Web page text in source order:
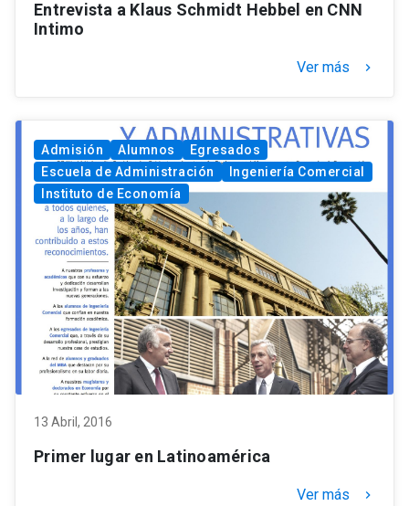
Entrevista a Klaus Schmidt Hebbel en CNN
Intimo
Ver más keyboard_arrow_right
Admisión Alumnos
Egresados
Escuela de Administración
Ingeniería Comercial
Instituto de Economía
13 Abril, 2016
Primer lugar en Latinoamérica
Ver más keyboard_arrow_right